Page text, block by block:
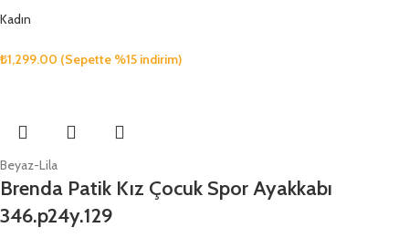
Kadın
₺1,299.00 (Sepette %15 indirim)
Beyaz-Lila
Brenda Patik Kız Çocuk Spor Ayakkabı
346.p24y.129